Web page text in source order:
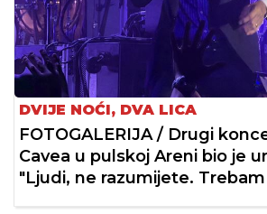
DVIJE NOĆI, DVA LICA
FOTOGALERIJA / Drugi
Cavea u pulskoj Areni bio je
"Ljudi, ne razumijete.